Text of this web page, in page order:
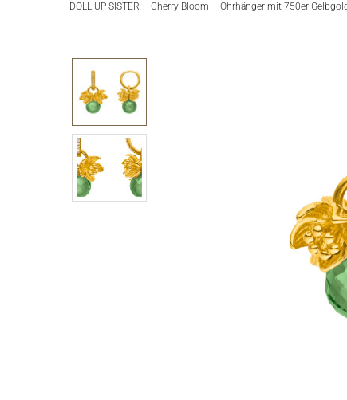
DOLL UP SISTER – Cherry Bloom – Ohrhänger mit 750er